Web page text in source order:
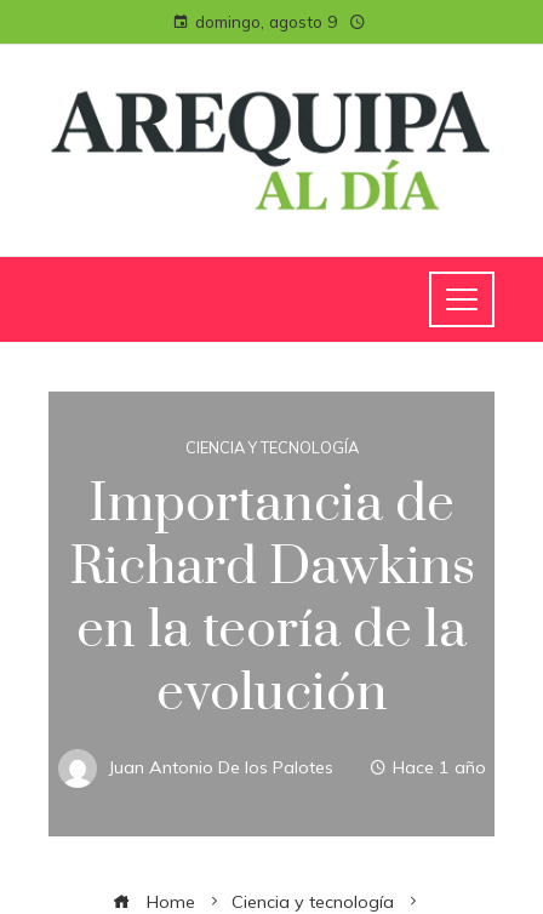
domingo, agosto 9
CIENCIA Y TECNOLOGÍA
Importancia de
Richard Dawkins
en la teoría de la
evolución
Juan Antonio De los Palotes Hace 1 año
Home
Ciencia y tecnología